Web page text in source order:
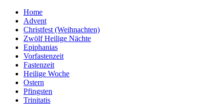
Home
Advent
Christfest (Weihnachten)
Zwölf Heilige Nächte
Epiphanias
Vorfastenzeit
Fastenzeit
Heilige Woche
Ostern
Pfingsten
Trinitatis